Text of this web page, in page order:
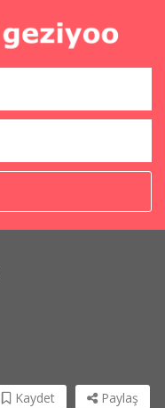
Paylaş
Kaydet